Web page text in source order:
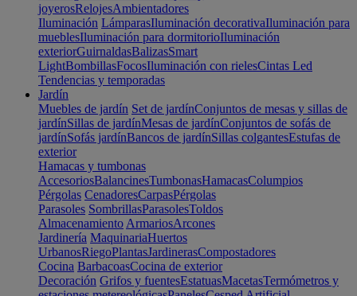
joyerosRelojesAmbientadores
Iluminación LámparasIluminación decorativaIluminación para
mueblesIluminación para dormitorioIluminación
exteriorGuirnaldasBalizasSmart
LightBombillasFocosIluminación con rielesCintas Led
Tendencias y temporadas
Jardín
Muebles de jardín Set de jardínConjuntos de mesas y sillas de
jardínSillas de jardínMesas de jardínConjuntos de sofás de
jardínSofás jardínBancos de jardínSillas colgantesEstufas de
exterior
Hamacas y tumbonas
AccesoriosBalancinesTumbonasHamacasColumpios
Pérgolas CenadoresCarpasPérgolas
Parasoles SombrillasParasolesToldos
Almacenamiento ArmariosArcones
Jardinería MaquinariaHuertos
UrbanosRiegoPlantasJardinerasCompostadores
Cocina BarbacoasCocina de exterior
Decoración Grifos y fuentesEstatuasMacetasTermómetros y